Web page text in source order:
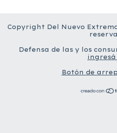
Copyright Del Nuevo
Defensa de las y los
ingresá
Botón de